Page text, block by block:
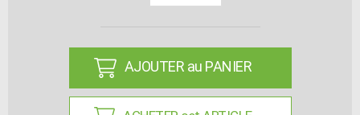
AJOUTER au PANIER